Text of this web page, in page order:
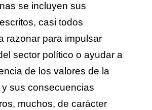
se incluyen sus
casi todos
razonar para impulsar
sector político o ayudar a
de los valores de la
sus consecuencias
muchos, de carácter